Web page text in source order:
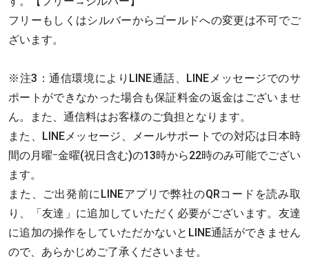
フリーもしくはシルバーからゴールドへの変更は不可でご
ざいます。
※注3：通信環境によりLINE通話、LINEメッセージでのサ
ポートができなかった場合も保証料金の返金はございませ
ん。また、通信料はお客様のご負担となります。
また、LINEメッセージ、メールサポートでの対応は日本時
間の月曜ｰ金曜(祝日含む)の13時から22時のみ可能でござい
ます。
また、ご出発前にLINEアプリで弊社のQRコードを読み取
り、「友達」に追加していただく必要がございます。友達
に追加の操作をしていただかないとLINE通話ができません
ので、あらかじめご了承くださいませ。